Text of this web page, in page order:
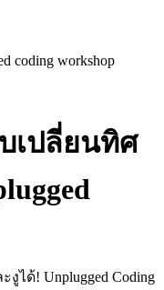
เปลี่ยนทิศ
ได้! Unplugged Coding